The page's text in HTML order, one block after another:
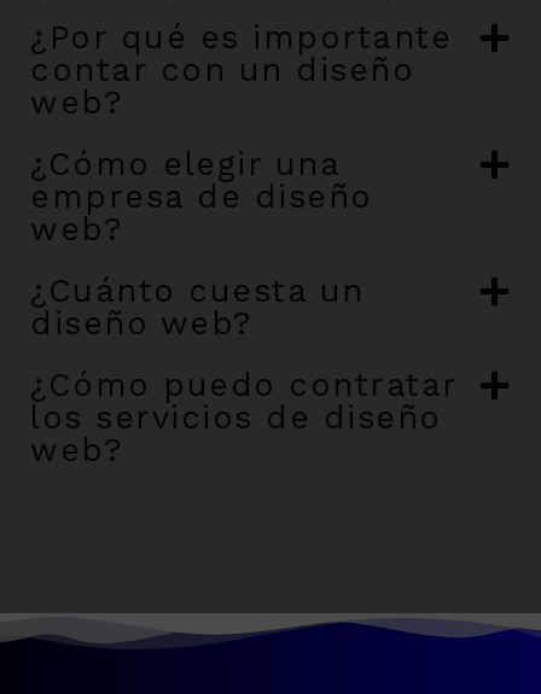
¿Por qué es importante
contar con un diseño
web?
¿Cómo elegir una
empresa de diseño
web?
¿Cuánto cuesta un
diseño web?
¿Cómo puedo contratar
los servicios de diseño
web?